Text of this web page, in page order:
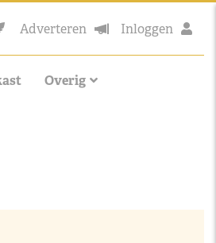
Adverteren Inloggen
Overig